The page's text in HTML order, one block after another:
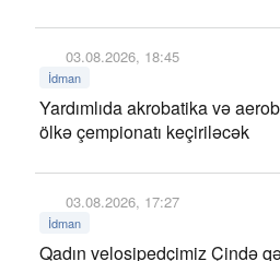
03.08.2026, 18:45
İdman
Yardımlıda akrobatika və
ölkə çempionatı keçiriləcək
03.08.2026, 17:27
İdman
Qadın velosipedçimiz Çində